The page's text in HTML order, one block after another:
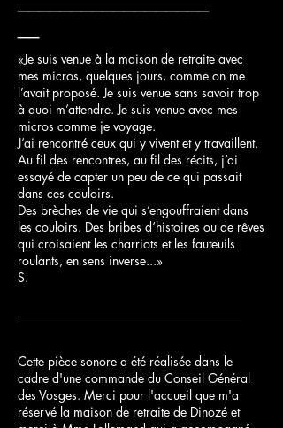
«Je suis venue à la maison de retraite avec
mes micros, quelques jours, comme on me
l’avait proposé. Je suis venue sans savoir trop
à quoi m’attendre. Je suis venue avec mes
micros comme je voyage.
J’ai rencontré ceux qui y vivent et y travaillent.
Au fil des rencontres, au fil des récits, j’ai
essayé de capter un peu de ce qui passait
dans ces couloirs.
Des brèches de vie qui s’engouffraient dans
les couloirs. Des bribes d’histoires ou de rêves
qui croisaient les charriots et les fauteuils
roulants, en sens inverse...»
S.
Cette pièce sonore a été réalisée dans le
cadre d'une commande du Conseil Général
des Vosges. Merci pour l'accueil que m'a
réservé la maison de retraite de Dinozé et